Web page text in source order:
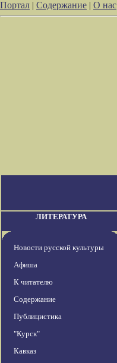
Портал | Содержание | О нас
ЛИТЕРАТУРА
Новости русской культуры
Афиша
К читателю
Содержание
Публицистика
"Курск"
Кавказ